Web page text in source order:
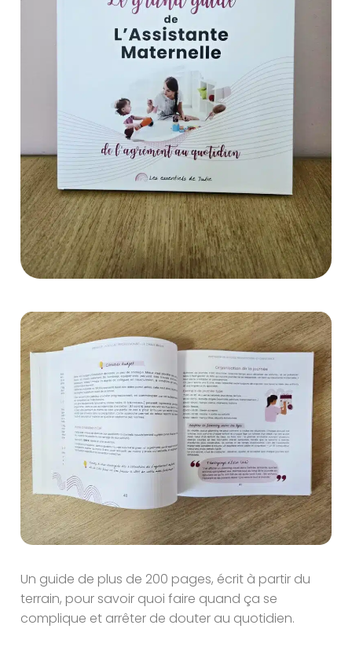
Un guide de plus de 200 pages, écrit à partir du
terrain, pour savoir quoi faire quand ça se
complique et arrêter de douter au quotidien.